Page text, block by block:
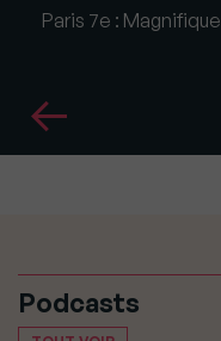
Paris 7e :
Podcasts